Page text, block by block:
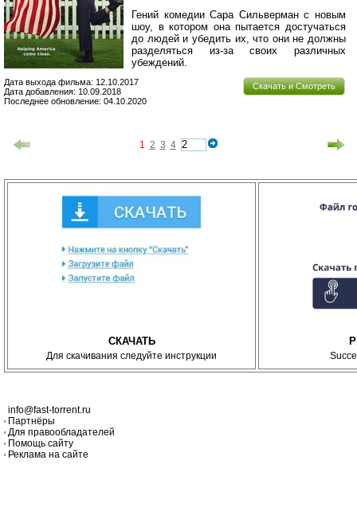
Гений комедии Сара Сильверман с новым
шоу, в котором она пытается достучаться
до людей и убедить их, что они не должны
разделяться из-за своих различных
убеждений.
Скачать и Смотреть
Дата выхода фильма: 12.10.2017
Дата добавления: 10.09.2018
Последнее обновление: 04.10.2020
1 2 3 4
СКАЧАТЬ
Для скачивания следуйте инструкции
info@fast-torrent.ru
Партнёры
Для правообладателей
Помощь сайту
Реклама на сайте